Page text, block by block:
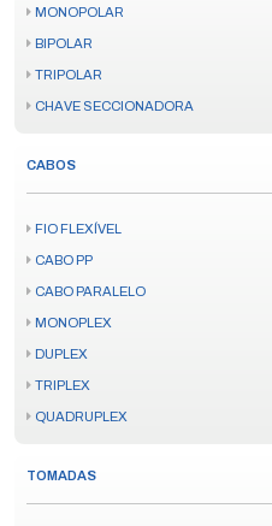
MONOPOLAR
BIPOLAR
TRIPOLAR
CHAVE SECCIONADORA
CABOS
FIO FLEXÍVEL
CABO PP
CABO PARALELO
MONOPLEX
DUPLEX
TRIPLEX
QUADRUPLEX
TOMADAS